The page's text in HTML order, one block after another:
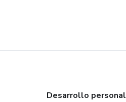
Desarrollo personal